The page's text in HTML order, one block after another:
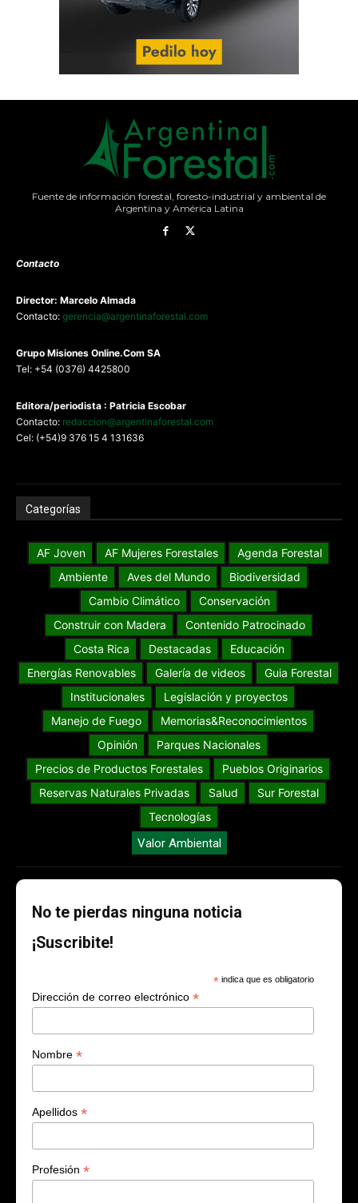
Fuente de información forestal, foresto-industrial y ambiental de
Argentina y América Latina
Contacto
Director: Marcelo Almada
Contacto: gerencia@argentinaforestal.com
Grupo Misiones Online.Com SA
Tel: +54 (0376) 4425800
Editora/periodista : Patricia Escobar
Contacto: redaccion@argentinaforestal.com
Cel: (+54)9 376 15 4 131636
Categorías
AF Joven AF Mujeres Forestales
Agenda Forestal
Ambiente
Aves del Mundo
Biodiversidad
Cambio Climático
Conservación
Construir con Madera
Contenido Patrocinado
Costa Rica
Destacadas
Educación
Energías Renovables
Galería de videos
Guia Forestal
Institucionales
Legislación y proyectos
Manejo de Fuego
Memorias&Reconocimientos
Opinión
Parques Nacionales
Precios de Productos Forestales
Pueblos Originarios
Reservas Naturales Privadas
Salud
Sur Forestal
Tecnologías
Valor Ambiental
No te pierdas ninguna noticia
¡Suscribite!
* indica que es obligatorio
Dirección de correo electrónico *
Nombre *
Apellidos *
Profesión *